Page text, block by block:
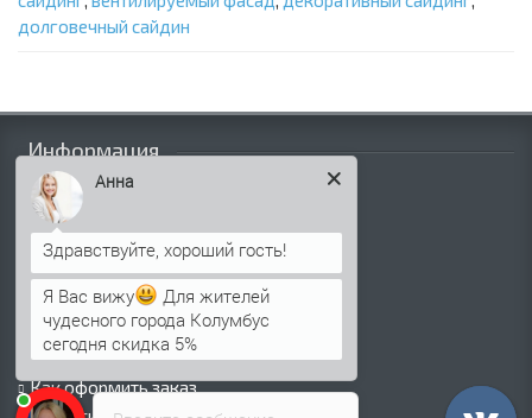
долговечный сайдин
Информация
Палитра RAL
Информация о компании
Информация о доставке
Политика безопасности
Условия соглашения
Сертификаты
Виды покрытий
Как оформить заказ
Анна
Я Вас вижу
Для жителей
чудесного города Колумбус
сегодня скидка 5%